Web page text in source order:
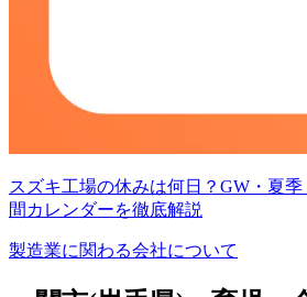
スズキ工場の休みは何日？GW・夏
間カレンダーを徹底解説
製造業に関わる会社について